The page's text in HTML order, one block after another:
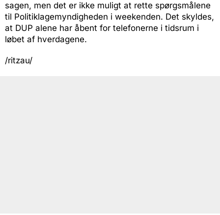
sagen, men det er ikke muligt at rette spørgsmålene
til Politiklagemyndigheden i weekenden. Det skyldes,
at DUP alene har åbent for telefonerne i tidsrum i
løbet af hverdagene.
/ritzau/